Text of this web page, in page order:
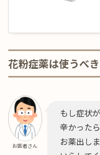
花粉症薬は使うべ
お医者さん
もし症状
辛かったら
お薬出し